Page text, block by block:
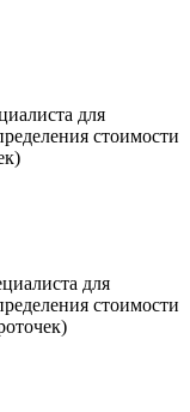
для
стоимости
для
стоимости